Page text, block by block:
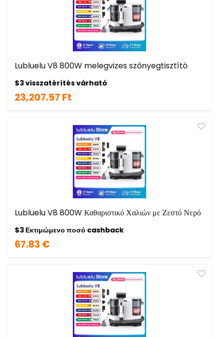
Lubluelu V8 800W melegvizes szőnyegtisztító
$3 visszatérítés várható
23,207.57 Ft
Lubluelu V8 800W Καθαριστικό Χαλιών με Ζεστό Νερό
$3 Εκτιμώμενο ποσό cashback
67.83 €